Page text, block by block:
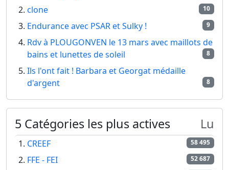
clone 10
Endurance avec PSAR et Sulky ! 9
Rdv à PLOUGONVEN le 13 mars avec maillots de
bains et lunettes de soleil
8
Ils l'ont fait ! Barbara et Georgat médaille
d'argent
8
5 Catégories les plus actives Lu
CREEF 58 495
FFE - FEI 52 687